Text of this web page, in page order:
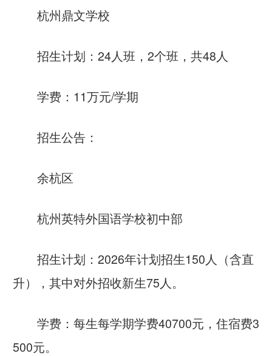
杭州鼎文学校
招生计划：24人班，2个班，共48人
学费：11万元/学期
招生公告：
余杭区
杭州英特外国语学校初中部
招生计划：2026年计划招生150人（含直
升），其中对外招收新生75人。
学费：每生每学期学费40700元，住宿费3
500元。